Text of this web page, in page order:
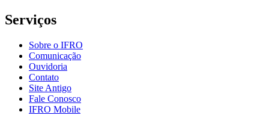
Serviços
Sobre o IFRO
Comunicação
Ouvidoria
Contato
Site Antigo
Fale Conosco
IFRO Mobile